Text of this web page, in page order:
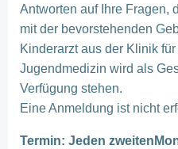
Antworten auf Ihre Fragen,
mit der bevorstehenden
Kinderarzt aus der Klinik
Jugendmedizin wird als
Verfügung stehen.
Eine Anmeldung ist nicht
Termin: Jeden